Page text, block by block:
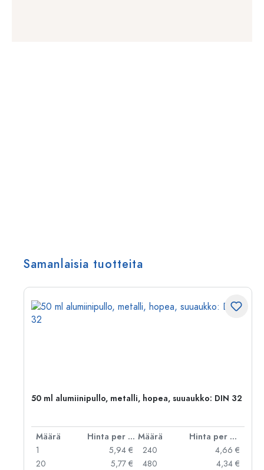
Samanlaisia tuotteita
50 ml alumiinipullo, metalli, hopea, suuaukko: DIN 32
Määrä Hinta per kpl Määrä
Hinta per kpl
1
5,94 €
20
5,77 €
240
4,66 €
480
4,34 €